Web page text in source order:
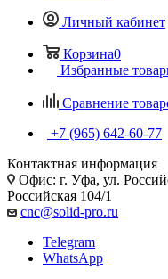
Личный кабинет
Корзина0
Избранные
Сравнение
+7 (965) 642-60-77
Контактная информация
Офис: г. Уфа, ул.
Российская 104/1
cnc@solid-pro.ru
Telegram
WhatsApp